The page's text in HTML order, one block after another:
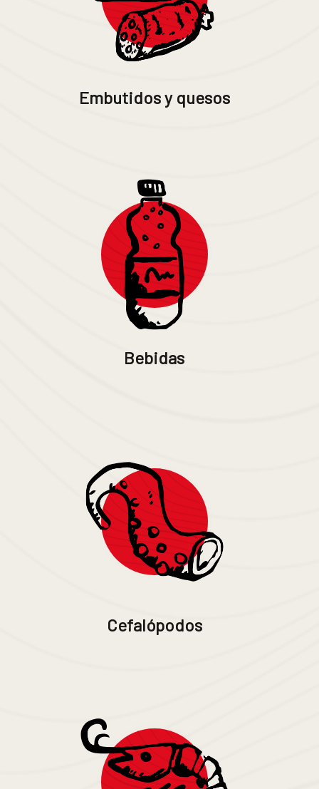
Embutidos y quesos
Bebidas
Cefalópodos